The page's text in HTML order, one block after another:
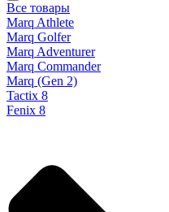
Все товары
Marq Athlete
Marq Golfer
Marq Adventurer
Marq Commander
Marq (Gen 2)
Tactix 8
Fenix 8